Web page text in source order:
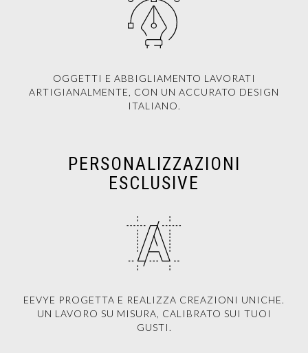
OGGETTI E ABBIGLIAMENTO LAVORATI
ARTIGIANALMENTE, CON UN ACCURATO DESIGN
ITALIANO.
PERSONALIZZAZIONI
ESCLUSIVE
EEVYE PROGETTA E REALIZZA CREAZIONI UNICHE.
UN LAVORO SU MISURA, CALIBRATO SUI TUOI
GUSTI.